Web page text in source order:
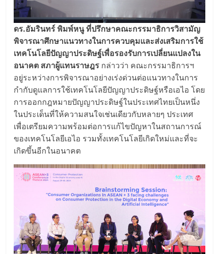
ดร.อัมรินทร์ พิมพ์หนู ที่ปรึกษาคณะกรรมาธิการวิสามัญ
พิจารณาศึกษาแนวทางในการควบคุมและส่งเสริมการใช้
เทคโนโลยีปัญญาประดิษฐ์เพื่อรองรับการเปลี่ยนแปลงใน
อนาคต สภาผู้แทนราษฎร กล่าวว่า คณะกรรมาธิการฯ
อยู่ระหว่างการพิจารณาอย่างเร่งด่วนต่อแนวทางในการ
กำกับดูแลการใช้เทคโนโลยีปัญญาประดิษฐ์หรือเอไอ โดย
การออกกฎหมายปัญญาประดิษฐ์ในประเทศไทยเป็นหนึ่ง
ในประเด็นที่ให้ความสนใจเช่นเดียวกับหลายๆ ประเทศ
เพื่อเตรียมความพร้อมต่อการแก้ไขปัญหาในสถานการณ์
ของเทคโนโลยีเอไอ รวมทั้งเทคโนโลยีเกิดใหม่และที่จะ
เกิดขึ้นอีกในอนาคต